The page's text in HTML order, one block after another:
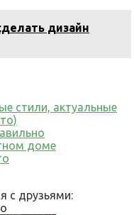
дизайн
стили, актуальные
доме
с друзьями: